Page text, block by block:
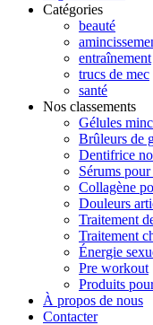
Catégories
beauté
entraînement
trucs de mec
santé
Nos classements
Gélules
Brûleurs de
Dentifrice
Sérums
Collagène
Douleurs
Traitement
Traitement
Énergie
Pre workout
Produits
À propos de nous
Contacter